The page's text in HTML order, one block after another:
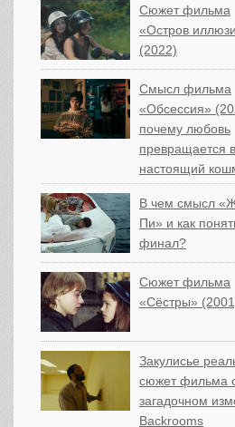
Сюжет фильма
«Остров
(2022)
Смысл фильма
«Обсессия»
почему любовь
превращается в
настоящий
В чем смысл
Пи» и как
финал?
Сюжет фильма
«Сёстры»
Закулисье
сюжет фильма
загадочном
Backrooms